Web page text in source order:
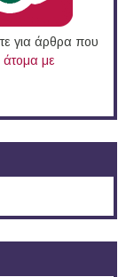
για άρθρα που
άτομα με